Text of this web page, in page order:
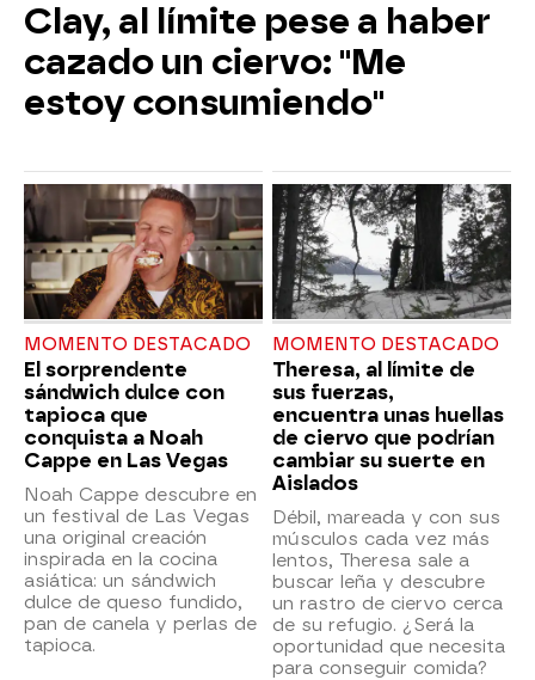
Clay, al límite pese a haber
cazado un ciervo: "Me
estoy consumiendo"
MOMENTO DESTACADO
El sorprendente
sándwich dulce con
tapioca que
conquista a Noah
Cappe en Las Vegas
Noah Cappe descubre en
un festival de Las Vegas
una original creación
inspirada en la cocina
asiática: un sándwich
dulce de queso fundido,
pan de canela y perlas de
tapioca.
MOMENTO DESTACADO
Theresa, al límite de
sus fuerzas,
encuentra unas huellas
de ciervo que podrían
cambiar su suerte en
Aislados
Débil, mareada y con sus
músculos cada vez más
lentos, Theresa sale a
buscar leña y descubre
un rastro de ciervo cerca
de su refugio. ¿Será la
oportunidad que necesita
para conseguir comida?